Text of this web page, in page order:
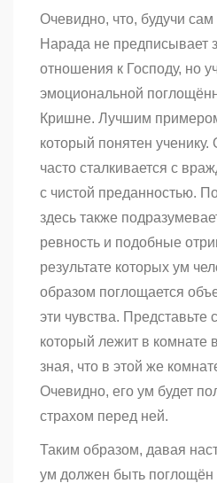
Очевидно, что, будучи
Нарада не предписывает
отношения к Господу, но
эмоциональной
Кришне. Лучшим примером
который понятен
часто сталкивается с
с чистой преданностью.
здесь также
ревность и подобные
результате которых ум
образом поглощается
эти чувства. Представьте
который лежит в комнате
зная, что в этой же
Очевидно, его ум будет
страхом перед ней.
Таким образом, давая
ум должен быть поглощён